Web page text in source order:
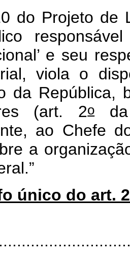
do Projeto de
e seu
viola o
da República,
(art. 2oda
ao Chefe
a
único do art.